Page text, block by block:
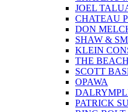
JOEL
CHATEAU
DON
SHAW &
KLEIN
THE
SCOTT
OPAWA
PATRICK